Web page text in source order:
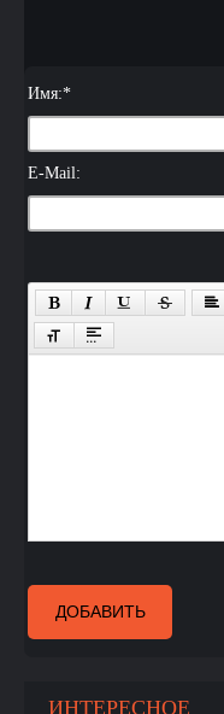
Имя:*
E-Mail:
ДОБАВИТЬ
ИНТЕРЕСНОЕ